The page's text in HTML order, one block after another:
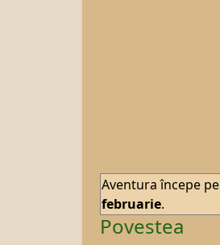
Aventura începe pe
februarie.
Povestea